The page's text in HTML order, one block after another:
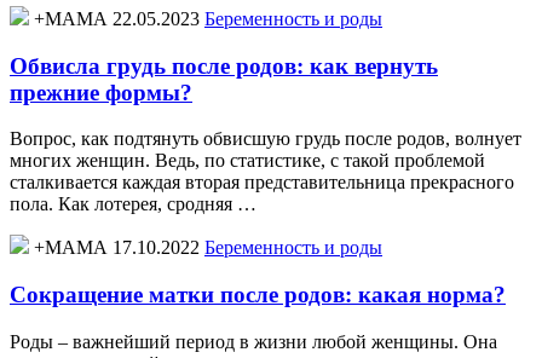
+МАМА 22.05.2023 Беременность и роды
Обвисла грудь после родов: как вернуть
прежние формы?
Вопрос, как подтянуть обвисшую грудь после родов, волнует
многих женщин. Ведь, по статистике, с такой проблемой
сталкивается каждая вторая представительница прекрасного
пола. Как лотерея, сродняя …
+МАМА 17.10.2022 Беременность и роды
Сокращение матки после родов: какая норма?
Роды – важнейший период в жизни любой женщины. Она